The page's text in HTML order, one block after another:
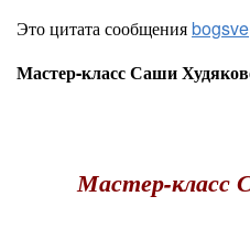
Это цитата сообщенияbogsve
Мастер-класс Саши
Мастер-класс